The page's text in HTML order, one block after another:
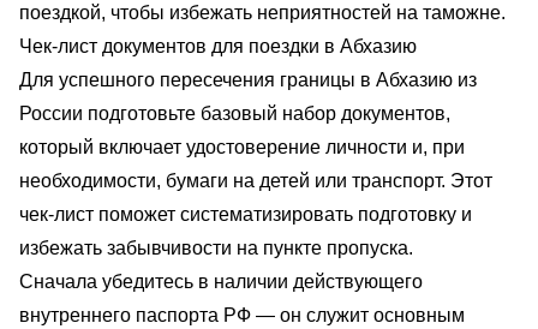
поездкой, чтобы избежать неприятностей на таможне.
Чек-лист документов для поездки в Абхазию
Для успешного пересечения границы в Абхазию из
России подготовьте базовый набор документов,
который включает удостоверение личности и, при
необходимости, бумаги на детей или транспорт. Этот
чек-лист поможет систематизировать подготовку и
избежать забывчивости на пункте пропуска.
Сначала убедитесь в наличии действующего
внутреннего паспорта РФ — он служит основным